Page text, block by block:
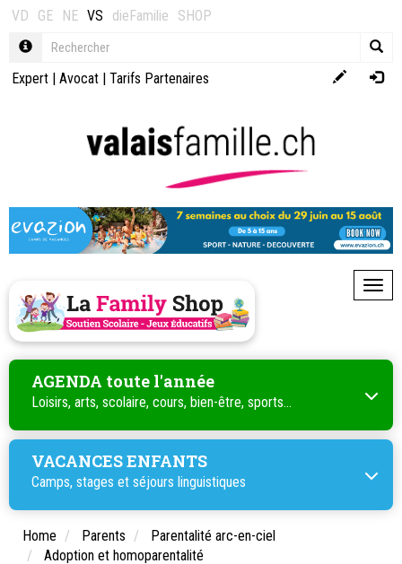
VD GE NE VS dieFamilie SHOP
Expert | Avocat | Tarifs Partenaires
AGENDA toute l'année
Loisirs, arts, scolaire, cours, bien-être, sports...
VACANCES ENFANTS
Camps, stages et séjours linguistiques
Home Parents
Parentalité arc-en-ciel
Adoption et homoparentalité